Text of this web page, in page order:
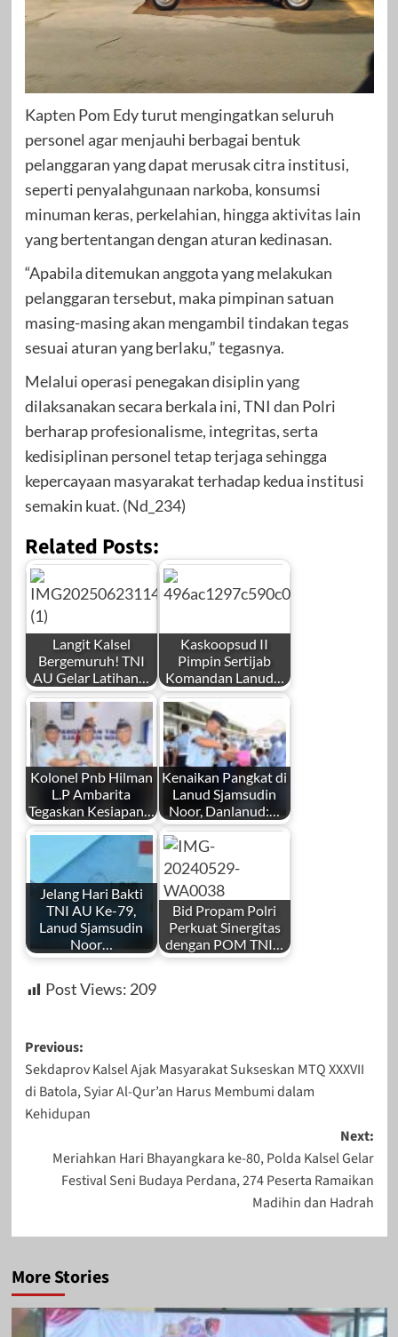
Kapten Pom Edy turut mengingatkan seluruh
personel agar menjauhi berbagai bentuk
pelanggaran yang dapat merusak citra institusi,
seperti penyalahgunaan narkoba, konsumsi
minuman keras, perkelahian, hingga aktivitas lain
yang bertentangan dengan aturan kedinasan.
“Apabila ditemukan anggota yang melakukan
pelanggaran tersebut, maka pimpinan satuan
masing-masing akan mengambil tindakan tegas
sesuai aturan yang berlaku,” tegasnya.
Melalui operasi penegakan disiplin yang
dilaksanakan secara berkala ini, TNI dan Polri
berharap profesionalisme, integritas, serta
kedisiplinan personel tetap terjaga sehingga
kepercayaan masyarakat terhadap kedua institusi
semakin kuat. (Nd_234)
Related Posts:
Langit Kalsel
Bergemuruh! TNI
AU Gelar Latihan…
Kaskoopsud II
Pimpin Sertijab
Komandan Lanud…
Kolonel Pnb Hilman
L.P Ambarita
Tegaskan Kesiapan…
Kenaikan Pangkat di
Lanud Sjamsudin
Noor, Danlanud:…
Jelang Hari Bakti
TNI AU Ke-79,
Lanud Sjamsudin
Noor…
Bid Propam Polri
Perkuat Sinergitas
dengan POM TNI…
Post Views: 209
Post
navigation
Previous:
Sekdaprov Kalsel Ajak Masyarakat Sukseskan MTQ XXXVII
di Batola, Syiar Al-Qur’an Harus Membumi dalam
Kehidupan
Next:
Meriahkan Hari Bhayangkara ke-80, Polda Kalsel Gelar
Festival Seni Budaya Perdana, 274 Peserta Ramaikan
Madihin dan Hadrah
More Stories